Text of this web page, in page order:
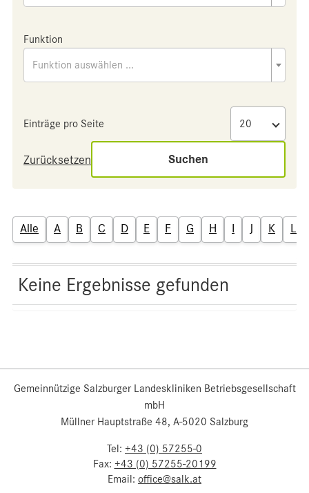
Funktion
Funktion auswählen ...
Einträge pro Seite
Zurücksetzen Suchen
Alle A B C D E F G H I J K L
Keine Ergebnisse gefunden
Gemeinnützige Salzburger Landeskliniken Betriebsgesellschaft
mbH
Müllner Hauptstraße 48, A-5020 Salzburg
Tel: +43 (0) 57255-0
Fax: +43 (0) 57255-20199
Email: office@salk.at